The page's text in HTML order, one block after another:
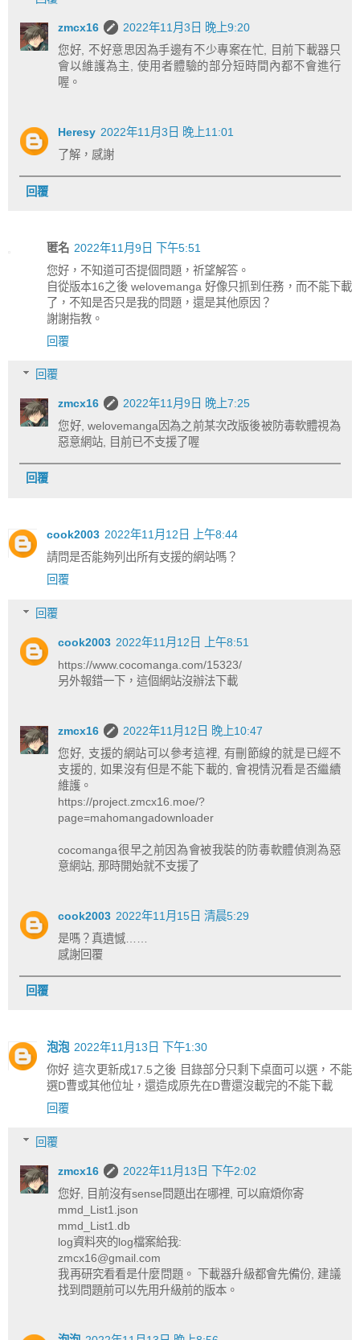
zmcx16
2022年11月3日 晚上9:20
您好, 不好意思因為手邊有不少專案在忙, 目前下載器只
會以維護為主, 使用者體驗的部分短時間內都不會進行
喔。
Heresy 2022年11月3日 晚上11:01
了解，感謝
回覆
匿名 2022年11月9日 下午5:51
您好，不知道可否提個問題，祈望解答。
自從版本16之後 welovemanga 好像只抓到任務，而不能下載
了，不知是否只是我的問題，還是其他原因？
謝謝指教。
回覆
回覆
zmcx16
2022年11月9日 晚上7:25
您好, welovemanga因為之前某次改版後被防毒軟體視為
惡意網站, 目前已不支援了喔
回覆
cook2003 2022年11月12日 上午8:44
請問是否能夠列出所有支援的網站嗎？
回覆
回覆
cook2003 2022年11月12日 上午8:51
https://www.cocomanga.com/15323/
另外報錯一下，這個網站沒辦法下載
zmcx16
2022年11月12日 晚上10:47
您好, 支援的網站可以參考這裡, 有刪節線的就是已經不
支援的, 如果沒有但是不能下載的, 會視情況看是否繼續
維護。
https://project.zmcx16.moe/?
page=mahomangadownloader
cocomanga很早之前因為會被我裝的防毒軟體偵測為惡
意網站, 那時開始就不支援了
cook2003 2022年11月15日 清晨5:29
是嗎？真遺憾……
感謝回覆
回覆
泡泡 2022年11月13日 下午1:30
你好 這次更新成17.5之後 目錄部分只剩下桌面可以選，不能
選D曹或其他位址，還造成原先在D曹還沒載完的不能下載
回覆
回覆
zmcx16
2022年11月13日 下午2:02
您好, 目前沒有sense問題出在哪裡, 可以麻煩你寄
mmd_List1.json
mmd_List1.db
log資料夾的log檔案給我:
zmcx16@gmail.com
我再研究看看是什麼問題。 下載器升級都會先備份, 建議
找到問題前可以先用升級前的版本。